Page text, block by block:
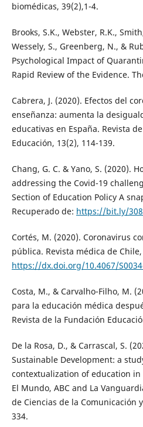
biomédicas, 39(2),1-4.
Brooks, S.K., Webster, R.K.,
Wessely, S., Greenberg, N., &
Psychological Impact of
Rapid Review of the Evidence.
Cabrera, J. (2020). Efectos del
enseñanza: aumenta la
educativas en España. Revista
Educación, 13(2), 114-139.
Chang, G. C. & Yano, S. (2020).
addressing the Covid-19
Section of Education Policy A
Recuperado de: https://bit.ly/
Cortés, M. (2020). Coronavirus
pública. Revista médica de
https://dx.doi.org/10.4067/
Costa, M., & Carvalho-Filho, M.
para la educación médica
Revista de la Fundación
De la Rosa, D., & Carrascal, S.
Sustainable Development: a
contextualization of education
El Mundo, ABC and La
de Ciencias de la Comunicación
334.